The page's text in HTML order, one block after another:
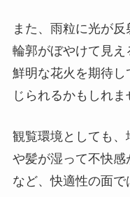
また、雨粒に光が
輪郭がぼやけて見
鮮明な花火を期待
じられるかもしれま
観覧環境としても
や髪が湿って不快
など、快適性の面で